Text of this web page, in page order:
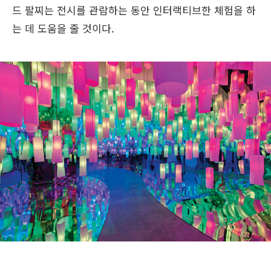
드 팔찌는 전시를 관람하는 동안 인터랙티브한 체험을 하
는 데 도움을 줄 것이다.